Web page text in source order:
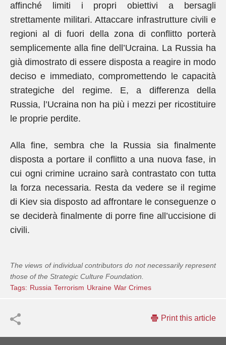
affinché limiti i propri obiettivi a bersagli
strettamente militari. Attaccare infrastrutture civili e
regioni al di fuori della zona di conflitto porterà
semplicemente alla fine dell’Ucraina. La Russia ha
già dimostrato di essere disposta a reagire in modo
deciso e immediato, compromettendo le capacità
strategiche del regime. E, a differenza della
Russia, l’Ucraina non ha più i mezzi per ricostituire
le proprie perdite.
Alla fine, sembra che la Russia sia finalmente
disposta a portare il conflitto a una nuova fase, in
cui ogni crimine ucraino sarà contrastato con tutta
la forza necessaria. Resta da vedere se il regime
di Kiev sia disposto ad affrontare le conseguenze o
se deciderà finalmente di porre fine all’uccisione di
civili.
The views of individual contributors do not necessarily represent
those of the Strategic Culture Foundation.
Tags: Russia Terrorism Ukraine War Crimes
Print this article